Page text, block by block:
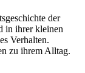
der
in ihrer kleinen
Verhalten.
zu ihrem Alltag.